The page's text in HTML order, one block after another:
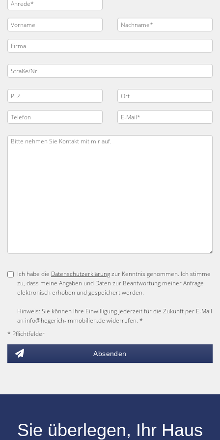
Ich habe die Datenschutzerklärungzur Kenntnis genommen. Ich stimme
zu, dass meine Angaben und Daten zur Beantwortung meiner Anfrage
elektronisch erhoben und gespeichert werden.
Hinweis: Sie können Ihre Einwilligung jederzeit für die Zukunft per E-Mail
an info@hegerich-immobilien.de widerrufen. *
* Pflichtfelder
Absenden
Sie überlegen, Ihr Haus